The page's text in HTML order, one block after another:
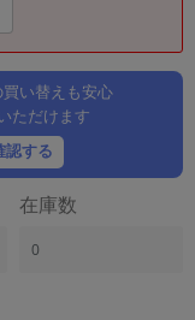
い替えも安心
ただけます
認する
在庫数
0